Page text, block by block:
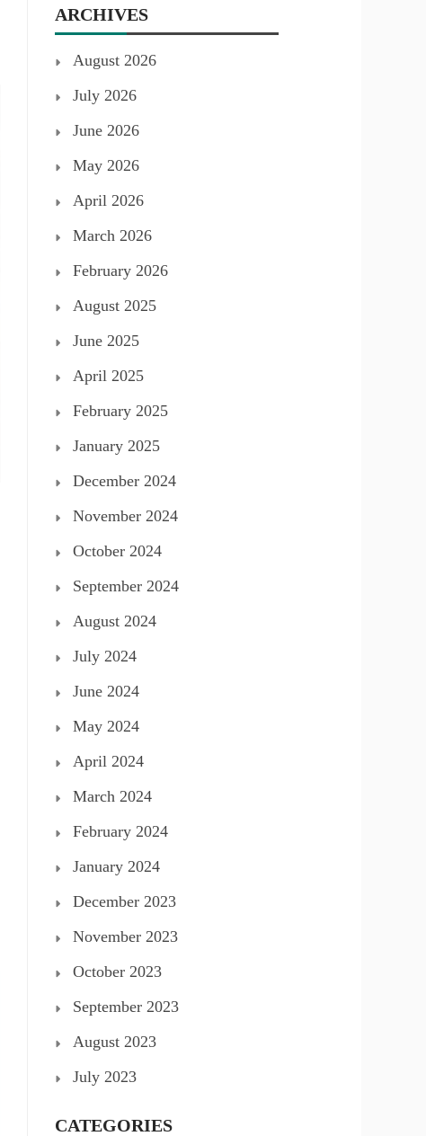
ARCHIVES
August 2026
July 2026
June 2026
May 2026
April 2026
March 2026
February 2026
August 2025
June 2025
April 2025
February 2025
January 2025
December 2024
November 2024
October 2024
September 2024
August 2024
July 2024
June 2024
May 2024
April 2024
March 2024
February 2024
January 2024
December 2023
November 2023
October 2023
September 2023
August 2023
July 2023
CATEGORIES